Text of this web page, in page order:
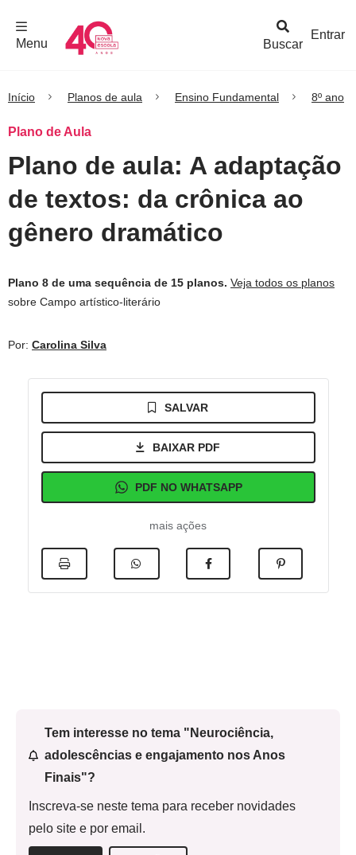
Buscar
Menu
Entrar
Início Planos de aula Ensino Fundamental 8º ano
Plano de Aula
Plano de aula: A adaptação
de textos: da crônica ao
gênero dramático
Plano 8 de uma sequência de 15 planos. Veja todos os planos
sobre Campo artístico-literário
Por: Carolina Silva
SALVAR
BAIXAR PDF
PDF NO WHATSAPP
mais ações
Tem interesse no tema "Neurociência,
adolescências e engajamento nos Anos
Finais"?
Inscreva-se neste tema para receber novidades
pelo site e por email.